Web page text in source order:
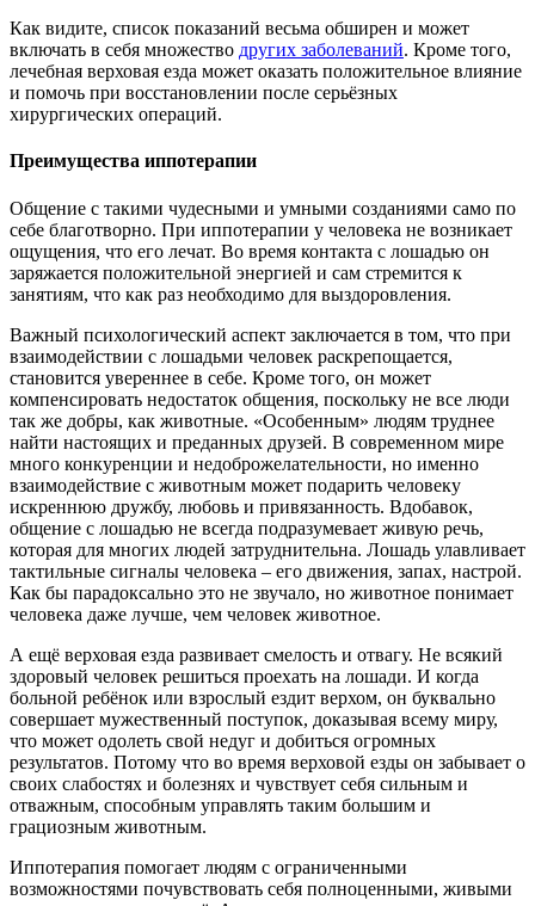
Как видите, список показаний весьма обширен и может
включать в себя множество других заболеваний. Кроме того,
лечебная верховая езда может оказать положительное влияние
и помочь при восстановлении после серьёзных
хирургических операций.
Преимущества иппотерапии
Общение с такими чудесными и умными созданиями само по
себе благотворно. При иппотерапии у человека не возникает
ощущения, что его лечат. Во время контакта с лошадью он
заряжается положительной энергией и сам стремится к
занятиям, что как раз необходимо для выздоровления.
Важный психологический аспект заключается в том, что при
взаимодействии с лошадьми человек раскрепощается,
становится увереннее в себе. Кроме того, он может
компенсировать недостаток общения, поскольку не все люди
так же добры, как животные. «Особенным» людям труднее
найти настоящих и преданных друзей. В современном мире
много конкуренции и недоброжелательности, но именно
взаимодействие с животным может подарить человеку
искреннюю дружбу, любовь и привязанность. Вдобавок,
общение с лошадью не всегда подразумевает живую речь,
которая для многих людей затруднительна. Лошадь улавливает
тактильные сигналы человека – его движения, запах, настрой.
Как бы парадоксально это не звучало, но животное понимает
человека даже лучше, чем человек животное.
А ещё верховая езда развивает смелость и отвагу. Не всякий
здоровый человек решиться проехать на лошади. И когда
больной ребёнок или взрослый ездит верхом, он буквально
совершает мужественный поступок, доказывая всему миру,
что может одолеть свой недуг и добиться огромных
результатов. Потому что во время верховой езды он забывает о
своих слабостях и болезнях и чувствует себя сильным и
отважным, способным управлять таким большим и
грациозным животным.
Иппотерапия помогает людям с ограниченными
возможностями почувствовать себя полноценными, живыми